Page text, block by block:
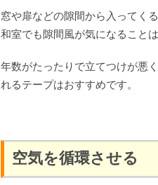
窓や扉などの隙間から入ってく
和室でも隙間風が気になること
年数がたったりで立てつけが悪
れるテープはおすすめです。
空気を循環させる